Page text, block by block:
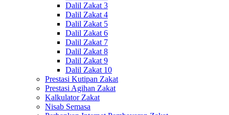
Dalil Zakat 3
Dalil Zakat 4
Dalil Zakat 5
Dalil Zakat 6
Dalil Zakat 7
Dalil Zakat 8
Dalil Zakat 9
Dalil Zakat 10
Prestasi Kutipan Zakat
Prestasi Agihan Zakat
Kalkulator Zakat
Nisab Semasa